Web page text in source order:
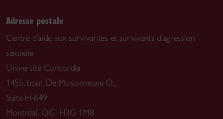
Adresse postale
Centre d’aide aux survivantes et survivants d’agression
sexuelle
Université Concordia
1455, boul. De Maisonneuve O.,
Suite H-649
Montréal, QC H3G 1M8